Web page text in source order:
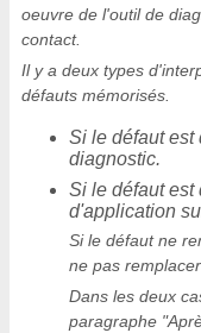
oeuvre de l'outil de
contact.
Il y a deux types
défauts mémorisés.
Si le défaut est
diagnostic.
Si le défaut est
d'application
Si le défaut ne
ne pas
Dans les deux
paragraphe